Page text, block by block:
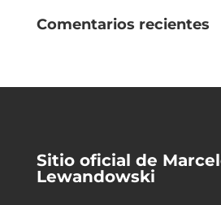
Comentarios recientes
Sitio oficial de
Lewandowski